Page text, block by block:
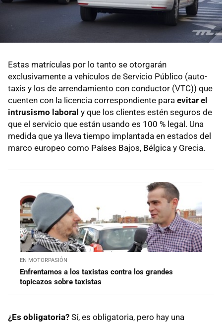
Estas matrículas por lo tanto se otorgarán
exclusivamente a vehículos de Servicio Público (auto-
taxis y los de arrendamiento con conductor (VTC)) que
cuenten con la licencia correspondiente para evitar el
intrusismo laboral y que los clientes estén seguros de
que el servicio que están usando es 100 % legal. Una
medida que ya lleva tiempo implantada en estados del
marco europeo como Países Bajos, Bélgica y Grecia.
EN MOTORPASIÓN
Enfrentamos a los taxistas contra los grandes
topicazos sobre taxistas
¿Es obligatoria? Sí, es obligatoria, pero hay una